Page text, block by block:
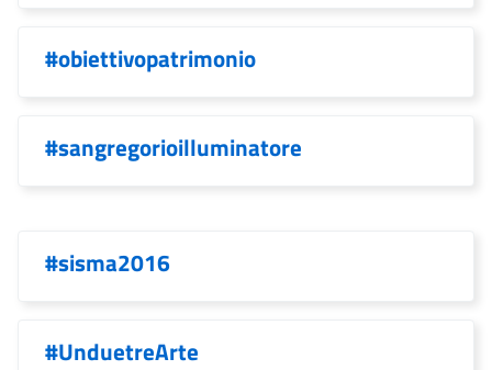
#obiettivopatrimonio
#sangregorioilluminatore
#sisma2016
#UnduetreArte